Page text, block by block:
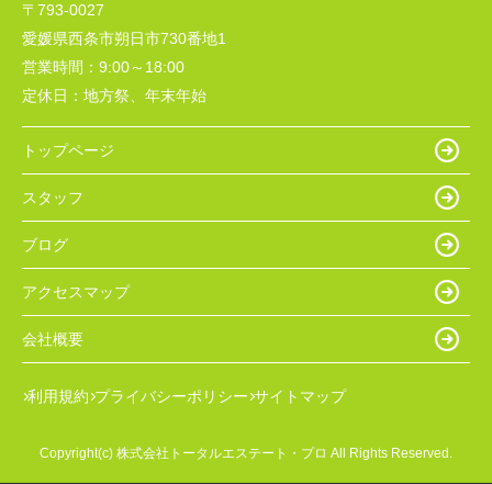
〒793-0027
愛媛県西条市朔日市730番地1
営業時間： 9:00～18:00
定休日： 地方祭、年末年始
トップページ
スタッフ
ブログ
アクセスマップ
会社概要
利用規約 プライバシーポリシー サイトマップ
Copyright(c) 株式会社トータルエステート・プロ All Rights Reserved.